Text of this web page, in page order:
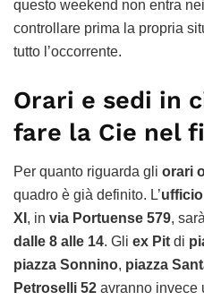
questo weekend non entra
controllare prima la propria
tutto l’occorrente.
Orari e sedi in
fare la Cie nel
Per quanto riguarda gli orari
quadro è già definito. L’
XI , in via Portuense 579,
dalle 8 alle 14. Gli ex Pit di
piazza Sonnino, piazza
Petroselli 52 avranno invece